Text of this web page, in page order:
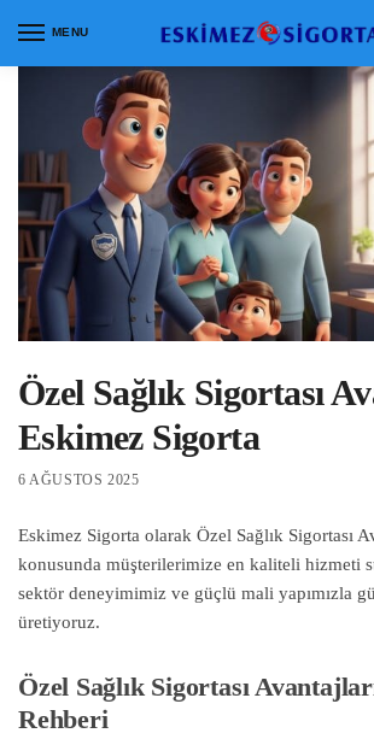
MENU
Özel Sağlık Sigortası
Eskimez Sigorta
6 AĞUSTOS 2025
Eskimez Sigorta olarak Özel Sağlık Sigortası
konusunda müşterilerimize en kaliteli hizmeti
sektör deneyimimiz ve güçlü mali yapımızla
üretiyoruz.
Özel Sağlık Sigortası
Rehberi